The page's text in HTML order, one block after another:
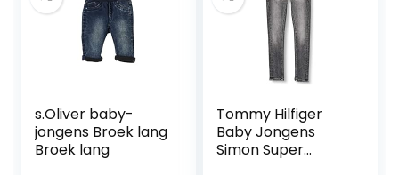
s.Oliver baby-
jongens Broek lang
Broek lang
Tommy Hilfiger
Baby Jongens
Simon Super